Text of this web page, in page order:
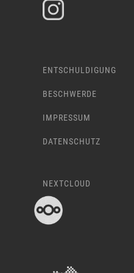
ENTSCHULDIGUNG
BESCHWERDE
IMPRESSUM
DATENSCHUTZ
NEXTCLOUD